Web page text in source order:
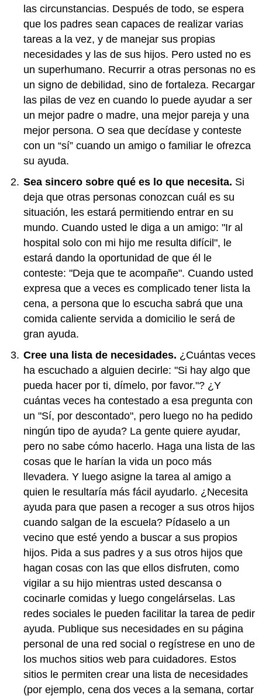
las circunstancias. Después de todo, se espera
que los padres sean capaces de realizar varias
tareas a la vez, y de manejar sus propias
necesidades y las de sus hijos. Pero usted no es
un superhumano. Recurrir a otras personas no es
un signo de debilidad, sino de fortaleza. Recargar
las pilas de vez en cuando lo puede ayudar a ser
un mejor padre o madre, una mejor pareja y una
mejor persona. O sea que decídase y conteste
con un “sí” cuando un amigo o familiar le ofrezca
su ayuda.
Sea sincero sobre qué es lo que necesita. Si
deja que otras personas conozcan cuál es su
situación, les estará permitiendo entrar en su
mundo. Cuando usted le diga a un amigo: "Ir al
hospital solo con mi hijo me resulta difícil", le
estará dando la oportunidad de que él le
conteste: "Deja que te acompañe". Cuando usted
expresa que a veces es complicado tener lista la
cena, a persona que lo escucha sabrá que una
comida caliente servida a domicilio le será de
gran ayuda.
Cree una lista de necesidades. ¿Cuántas veces
ha escuchado a alguien decirle: "Si hay algo que
pueda hacer por ti, dímelo, por favor."? ¿Y
cuántas veces ha contestado a esa pregunta con
un "Sí, por descontado", pero luego no ha pedido
ningún tipo de ayuda? La gente quiere ayudar,
pero no sabe cómo hacerlo. Haga una lista de las
cosas que le harían la vida un poco más
llevadera. Y luego asigne la tarea al amigo a
quien le resultaría más fácil ayudarlo. ¿Necesita
ayuda para que pasen a recoger a sus otros hijos
cuando salgan de la escuela? Pídaselo a un
vecino que esté yendo a buscar a sus propios
hijos. Pida a sus padres y a sus otros hijos que
hagan cosas con las que ellos disfruten, como
vigilar a su hijo mientras usted descansa o
cocinarle comidas y luego congelárselas. Las
redes sociales le pueden facilitar la tarea de pedir
ayuda. Publique sus necesidades en su página
personal de una red social o regístrese en uno de
los muchos sitios web para cuidadores. Estos
sitios le permiten crear una lista de necesidades
(por ejemplo, cena dos veces a la semana, cortar